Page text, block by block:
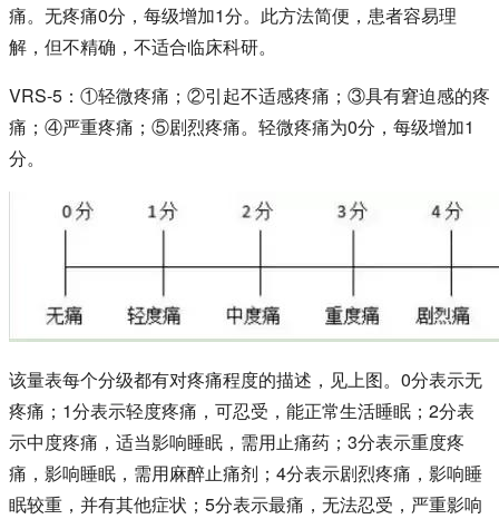
痛。无疼痛0分，每级增加1分。此方法简便，患者容易理
解，但不精确，不适合临床科研。
VRS-5：①轻微疼痛；②引起不适感疼痛；③具有窘迫感的疼
痛；④严重疼痛；⑤剧烈疼痛。轻微疼痛为0分，每级增加1
分。
该量表每个分级都有对疼痛程度的描述，见上图。0分表示无
疼痛；1分表示轻度疼痛，可忍受，能正常生活睡眠；2分表
示中度疼痛，适当影响睡眠，需用止痛药；3分表示重度疼
痛，影响睡眠，需用麻醉止痛剂；4分表示剧烈疼痛，影响睡
眠较重，并有其他症状；5分表示最痛，无法忍受，严重影响